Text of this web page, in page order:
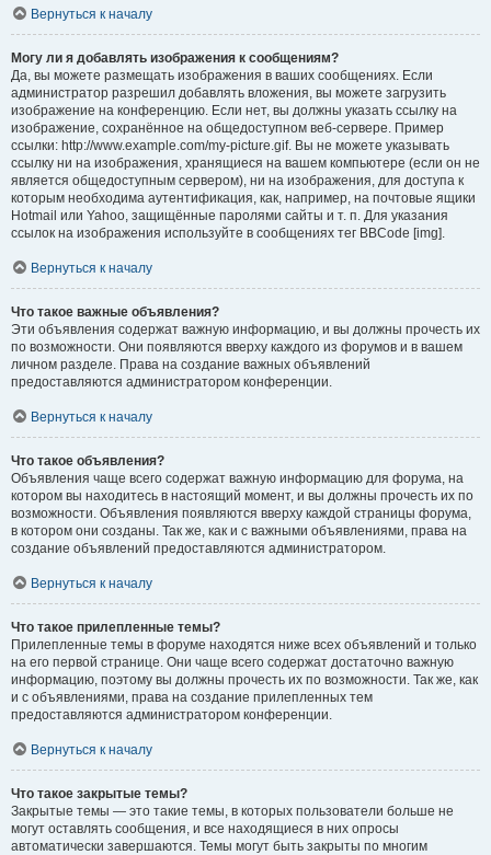
Вернуться к началу
Могу ли я добавлять изображения к сообщениям?
Да, вы можете размещать изображения в ваших сообщениях. Если
администратор разрешил добавлять вложения, вы можете загрузить
изображение на конференцию. Если нет, вы должны указать ссылку на
изображение, сохранённое на общедоступном веб-сервере. Пример
ссылки: http://www.example.com/my-picture.gif. Вы не можете указывать
ссылку ни на изображения, хранящиеся на вашем компьютере (если он не
является общедоступным сервером), ни на изображения, для доступа к
которым необходима аутентификация, как, например, на почтовые ящики
Hotmail или Yahoo, защищённые паролями сайты и т. п. Для указания
ссылок на изображения используйте в сообщениях тег BBCode [img].
Вернуться к началу
Что такое важные объявления?
Эти объявления содержат важную информацию, и вы должны прочесть их
по возможности. Они появляются вверху каждого из форумов и в вашем
личном разделе. Права на создание важных объявлений
предоставляются администратором конференции.
Вернуться к началу
Что такое объявления?
Объявления чаще всего содержат важную информацию для форума, на
котором вы находитесь в настоящий момент, и вы должны прочесть их по
возможности. Объявления появляются вверху каждой страницы форума,
в котором они созданы. Так же, как и с важными объявлениями, права на
создание объявлений предоставляются администратором.
Вернуться к началу
Что такое прилепленные темы?
Прилепленные темы в форуме находятся ниже всех объявлений и только
на его первой странице. Они чаще всего содержат достаточно важную
информацию, поэтому вы должны прочесть их по возможности. Так же, как
и с объявлениями, права на создание прилепленных тем
предоставляются администратором конференции.
Вернуться к началу
Что такое закрытые темы?
Закрытые темы — это такие темы, в которых пользователи больше не
могут оставлять сообщения, и все находящиеся в них опросы
автоматически завершаются. Темы могут быть закрыты по многим